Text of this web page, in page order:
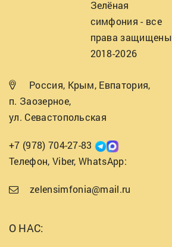
Зелёная
симфония - все
права защищены
2018-2026
Россия, Крым, Евпатория,
п. Заозерное,
ул. Севастопольская
+7 (978) 704-27-83
Телефон, Viber, WhatsApp:
zelensimfonia@mail.ru
О НАС: